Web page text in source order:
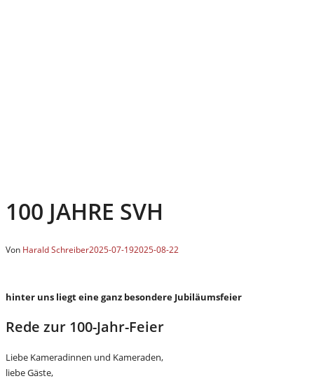
100 JAHRE SVH
Von Harald Schreiber2025-07-192025-08-22
hinter uns liegt eine ganz besondere Jubiläumsfeier
Rede zur 100-Jahr-Feier
Liebe Kameradinnen und Kameraden,
liebe Gäste,